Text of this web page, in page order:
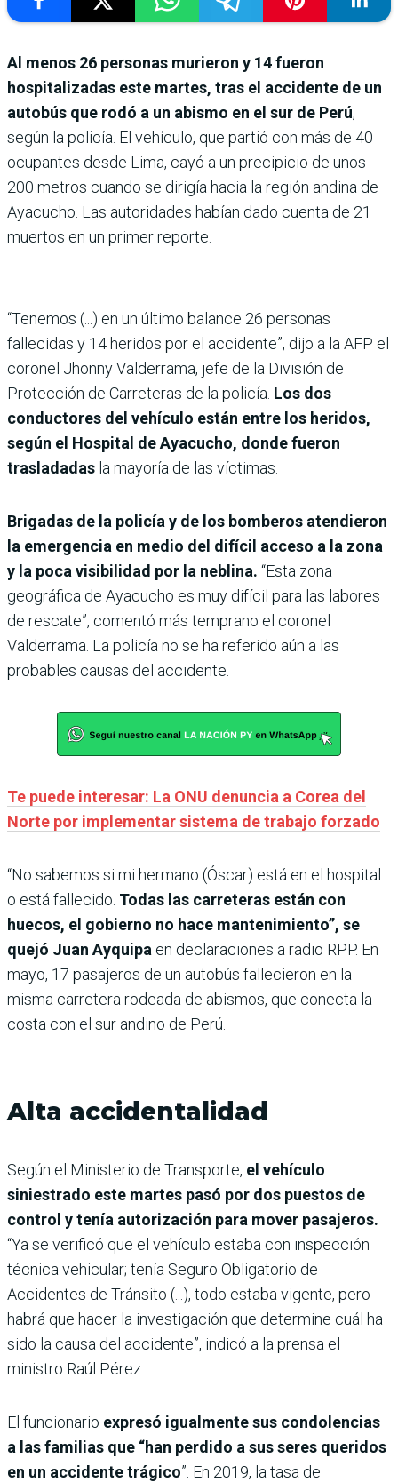
Al menos 26 personas murieron y 14 fueron
hospitalizadas este martes, tras el accidente de un
autobús que rodó a un abismo en el sur de Perú,
según la policía. El vehículo, que partió con más de 40
ocupantes desde Lima, cayó a un precipicio de unos
200 metros cuando se dirigía hacia la región andina de
Ayacucho. Las autoridades habían dado cuenta de 21
muertos en un primer reporte.
“Tenemos (...) en un último balance 26 personas
fallecidas y 14 heridos por el accidente”, dijo a la AFP el
coronel Jhonny Valderrama, jefe de la División de
Protección de Carreteras de la policía. Los dos
conductores del vehículo están entre los heridos,
según el Hospital de Ayacucho, donde fueron
trasladadas la mayoría de las víctimas.
Brigadas de la policía y de los bomberos atendieron
la emergencia en medio del difícil acceso a la zona
y la poca visibilidad por la neblina. “Esta zona
geográfica de Ayacucho es muy difícil para las labores
de rescate”, comentó más temprano el coronel
Valderrama. La policía no se ha referido aún a las
probables causas del accidente.
Te puede interesar: La ONU denuncia a Corea del
Norte por implementar sistema de trabajo forzado
“No sabemos si mi hermano (Óscar) está en el hospital
o está fallecido. Todas las carreteras están con
huecos, el gobierno no hace mantenimiento”, se
quejó Juan Ayquipa en declaraciones a radio RPP. En
mayo, 17 pasajeros de un autobús fallecieron en la
misma carretera rodeada de abismos, que conecta la
costa con el sur andino de Perú.
Alta accidentalidad
Según el Ministerio de Transporte, el vehículo
siniestrado este martes pasó por dos puestos de
control y tenía autorización para mover pasajeros.
“Ya se verificó que el vehículo estaba con inspección
técnica vehicular; tenía Seguro Obligatorio de
Accidentes de Tránsito (...), todo estaba vigente, pero
habrá que hacer la investigación que determine cuál ha
sido la causa del accidente”, indicó a la prensa el
ministro Raúl Pérez.
El funcionario expresó igualmente sus condolencias
a las familias que “han perdido a sus seres queridos
en un accidente trágico”. En 2019, la tasa de